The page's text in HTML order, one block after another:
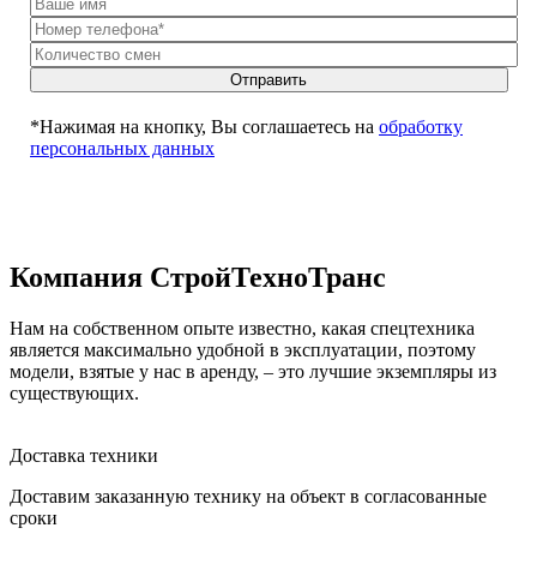
Отправить
*Нажимая на кнопку, Вы соглашаетесь на обработку
персональных данных
Компания СтройТехноТранс
Нам на собственном опыте известно, какая спецтехника
является максимально удобной в эксплуатации, поэтому
модели, взятые у нас в аренду, – это лучшие экземпляры из
существующих.
Доставка техники
Доставим заказанную технику на объект в согласованные
сроки